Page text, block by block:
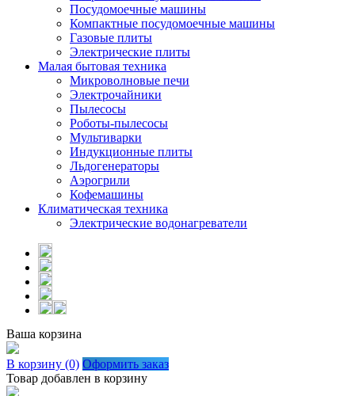
Посудомоечные машины
Компактные посудомоечные машины
Газовые плиты
Электрические плиты
Малая бытовая техника
Микроволновые печи
Электрочайники
Пылесосы
Роботы-пылесосы
Мультиварки
Индукционные плиты
Льдогенераторы
Аэрогрили
Кофемашины
Климатическая техника
Электрические водонагреватели
Ваша корзина
В корзину (0) Оформить заказ
Товар добавлен в корзину